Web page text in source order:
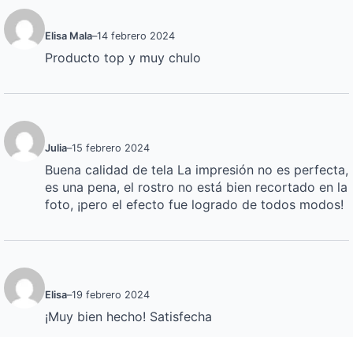
Elisa Mala–14 febrero 2024
Producto top y muy chulo
Julia–15 febrero 2024
Buena calidad de tela La impresión no es perfecta,
es una pena, el rostro no está bien recortado en la
foto, ¡pero el efecto fue logrado de todos modos!
Elisa–19 febrero 2024
¡Muy bien hecho! Satisfecha